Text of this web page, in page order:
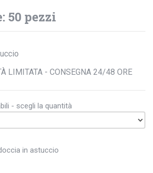
50 pezzi
LIMITATA - CONSEGNA 24/48 ORE
- scegli la quantità
in astuccio